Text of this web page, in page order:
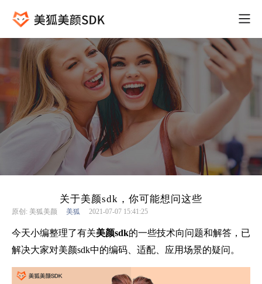
关于美颜sdk，你可能想问这些
原创: 美狐美颜 美狐 2021-07-07 15:41:25
今天小编整理了有关美颜sdk的一些技术向问题和解答，已
解决大家对美颜sdk中的编码、适配、应用场景的疑问。